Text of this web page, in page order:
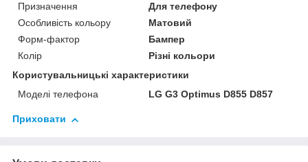
Призначення
Для телефону
Особливість кольору
Матовий
Форм-фактор
Бампер
Колір
Різні кольори
Користувальницькі характеристики
Моделі телефона
LG G3 Optimus D855 D857
Приховати